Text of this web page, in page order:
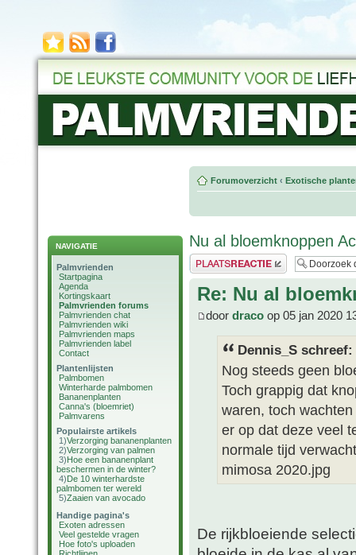
NAVIGATIE
Palmvrienden
Startpagina
Agenda
Kortingskaart
Palmvrienden forums
Palmvrienden chat
Palmvrienden wiki
Palmvrienden maps
Palmvrienden label
Contact
Plantenlijsten
Palmbomen
Winterharde palmbomen
Bananenplanten
Canna's (bloemriet)
Palmvarens
Populairste artikels
1)Verzorging bananenplanten
2)Verzorging van palmen
3)Hoe een bananenplant
beschermen in de winter?
4)De 10 winterhardste
palmbomen ter wereld
5)Zaaien van avocado
Handige pagina's
Exoten adressen
Veel gestelde vragen
Hoe foto's uploaden
Forumoverzicht ‹ Exotische
Nu al bloemknoppen
Plaats een reactie
Re: Nu al
door draco op 05 jan 2020
Dennis_S schreef:
Nog steeds geen
Toch grappig dat
waren, toch
er op dat deze veel
normale tijd
mimosa 2020.jpg
De rijkbloeiende